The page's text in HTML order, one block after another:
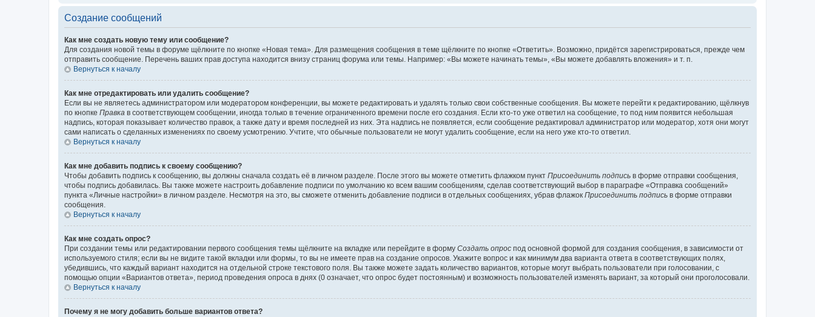
Создание сообщений
Как мне создать новую тему или сообщение?
Для создания новой темы в форуме щёлкните по кнопке «Новая тема». Для размещения сообщения в теме щёлкните по кнопке «Ответить». Возможно, придётся зарегистрироваться, прежде чем
отправить сообщение. Перечень ваших прав доступа находится внизу страниц форума или темы. Например: «Вы можете начинать темы», «Вы можете добавлять вложения» и т. п.
Вернуться к началу
Как мне отредактировать или удалить сообщение?
Если вы не являетесь администратором или модератором конференции, вы можете редактировать и удалять только свои собственные сообщения. Вы можете перейти к редактированию, щёлкнув
по кнопке Правка в соответствующем сообщении, иногда только в течение ограниченного времени после его создания. Если кто-то уже ответил на сообщение, то под ним появится небольшая
надпись, которая показывает количество правок, а также дату и время последней из них. Эта надпись не появляется, если сообщение редактировал администратор или модератор, хотя они могут
сами написать о сделанных изменениях по своему усмотрению. Учтите, что обычные пользователи не могут удалить сообщение, если на него уже кто-то ответил.
Вернуться к началу
Как мне добавить подпись к своему сообщению?
Чтобы добавить подпись к сообщению, вы должны сначала создать её в личном разделе. После этого вы можете отметить флажком пункт Присоединить подпись в форме отправки сообщения,
чтобы подпись добавилась. Вы также можете настроить добавление подписи по умолчанию ко всем вашим сообщениям, сделав соответствующий выбор в параграфе «Отправка сообщений»
пункта «Личные настройки» в личном разделе. Несмотря на это, вы сможете отменить добавление подписи в отдельных сообщениях, убрав флажок Присоединить подпись в форме отправки
сообщения.
Вернуться к началу
Как мне создать опрос?
При создании темы или редактировании первого сообщения темы щёлкните на вкладке или перейдите в форму Создать опрос под основной формой для создания сообщения, в зависимости от
используемого стиля; если вы не видите такой вкладки или формы, то вы не имеете прав на создание опросов. Укажите вопрос и как минимум два варианта ответа в соответствующих полях,
убедившись, что каждый вариант находится на отдельной строке текстового поля. Вы также можете задать количество вариантов, которые могут выбрать пользователи при голосовании, с
помощью опции «Вариантов ответа», период проведения опроса в днях (0 означает, что опрос будет постоянным) и возможность пользователей изменять вариант, за который они проголосовали.
Вернуться к началу
Почему я не могу добавить больше вариантов ответа?